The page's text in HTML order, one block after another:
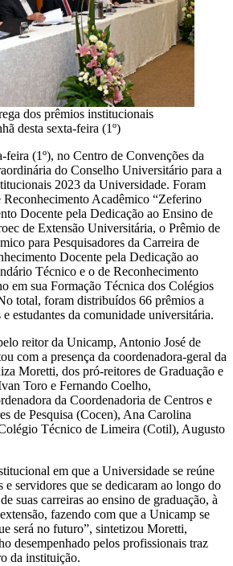
dos prêmios institucionais
desta sexta-feira (1º)
feira (1º), no Centro de Convenções da
do Conselho Universitário para a
2023 da Universidade. Foram
Reconhecimento Acadêmico “Zeferino
Docente pela Dedicação ao Ensino de
de Extensão Universitária, o Prêmio de
para Pesquisadores da Carreira de
Docente pela Dedicação ao
Técnico e o de Reconhecimento
em sua Formação Técnica dos Colégios
total, foram distribuídos 66 prêmios a
e estudantes da comunidade universitária.
reitor da Unicamp, Antonio José de
com a presença da coordenadora-geral da
Moretti, dos pró-reitores de Graduação e
Toro e Fernando Coelho,
da Coordenadoria de Centros e
de Pesquisa (Cocen), Ana Carolina
Técnico de Limeira (Cotil), Augusto
em que a Universidade se reúne
e servidores que se dedicaram ao longo do
suas carreiras ao ensino de graduação, à
fazendo com que a Unicamp se
será no futuro”, sintetizou Moretti,
desempenhado pelos profissionais traz
da instituição.